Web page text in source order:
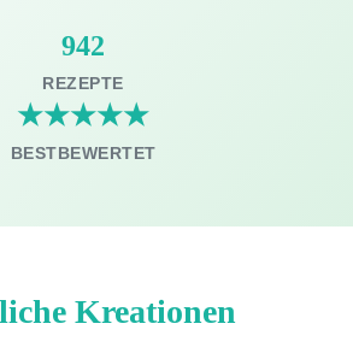
942
REZEPTE
★★★★★
BESTBEWERTET
Kreationen